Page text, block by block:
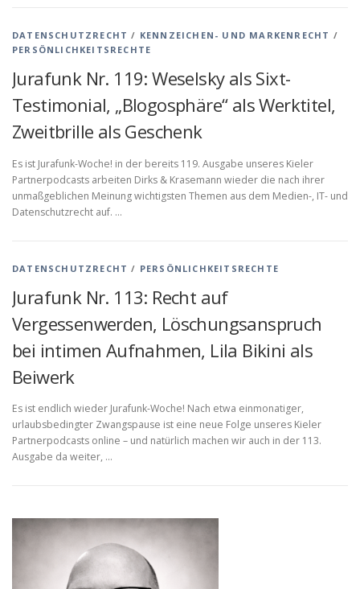
DATENSCHUTZRECHT / KENNZEICHEN- UND MARKENRECHT /
PERSÖNLICHKEITSRECHTE
Jurafunk Nr. 119: Weselsky als Sixt-
Testimonial, „Blogosphäre“ als Werktitel,
Zweitbrille als Geschenk
Es ist Jurafunk-Woche! in der bereits 119. Ausgabe unseres Kieler
Partnerpodcasts arbeiten Dirks & Krasemann wieder die nach ihrer
unmaßgeblichen Meinung wichtigsten Themen aus dem Medien-, IT- und
Datenschutzrecht auf. …
DATENSCHUTZRECHT / PERSÖNLICHKEITSRECHTE
Jurafunk Nr. 113: Recht auf
Vergessenwerden, Löschungsanspruch
bei intimen Aufnahmen, Lila Bikini als
Beiwerk
Es ist endlich wieder Jurafunk-Woche! Nach etwa einmonatiger,
urlaubsbedingter Zwangspause ist eine neue Folge unseres Kieler
Partnerpodcasts online – und natürlich machen wir auch in der 113.
Ausgabe da weiter, …